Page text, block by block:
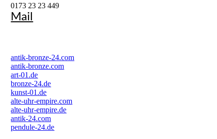
0173 23 23 449
Mail
antik-bronze-24.com
antik-bronze.com
art-01.de
bronze-24.de
kunst-01.de
alte-uhr-empire.com
alte-uhr-empire.de
antik-24.com
pendule-24.de